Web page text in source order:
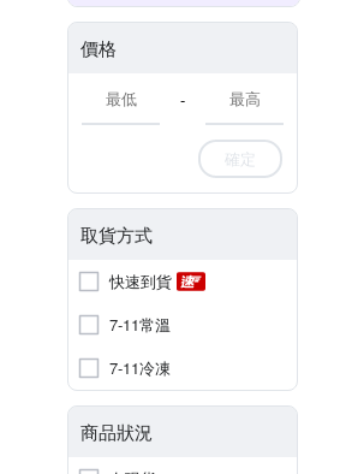
價格
-
確定
取貨方式
快速到貨
7-11常溫
7-11冷凍
商品狀況